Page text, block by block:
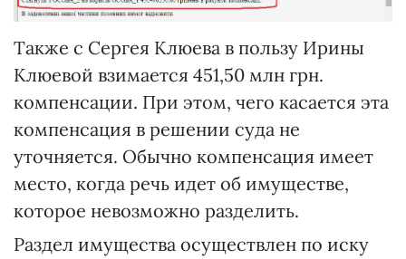
Также с Сергея Клюева в пользу Ирины
Клюевой взимается 451,50 млн грн.
компенсации. При этом, чего касается эта
компенсация в решении суда не
уточняется. Обычно компенсация имеет
место, когда речь идет об имуществе,
которое невозможно разделить.
Раздел имущества осуществлен по иску